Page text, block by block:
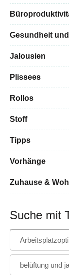
Gesundheit
Jalousien
Plissees
Rollos
Stoff
Tipps
Vorhänge
Zuhause &
Suche mit
belüftung und